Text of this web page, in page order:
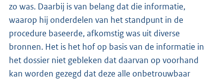
zo was. Daarbij is van belang dat die informatie,
waarop hij onderdelen van het standpunt in de
procedure baseerde, afkomstig was uit diverse
bronnen. Het is het hof op basis van de informatie in
het dossier niet gebleken dat daarvan op voorhand
kan worden gezegd dat deze alle onbetrouwbaar